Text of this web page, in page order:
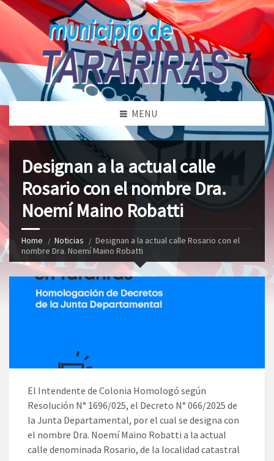
MENU
Designan a la actual calle
Rosario con el nombre Dra.
Noemí Maino Robatti
Home Noticias
Designan a la actual calle Rosario con el
nombre Dra. Noemí Maino Robatti
El Intendente de Colonia Homologó según
Resolución N° 1696/025, el Decreto N° 066/2025 de
la Junta Departamental, por el cual se designa con
el nombre Dra. Noemí Maino Robatti a la actual
calle denominada Rosario, de la localidad catastral